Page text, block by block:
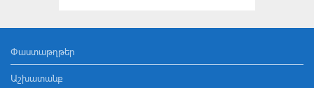
Փաստաթղթեր
Աշխատանք